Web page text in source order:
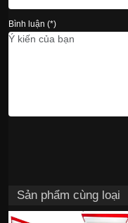
Bình luận (*)
Sản phẩm cùng loại